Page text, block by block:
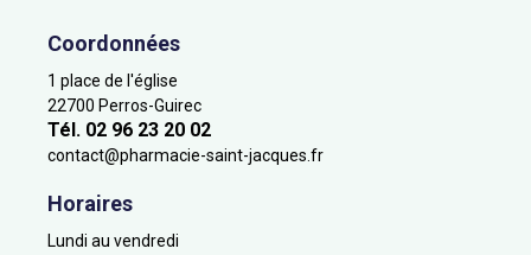
Coordonnées
1 place de l'église
22700 Perros-Guirec
Tél. 02 96 23 20 02
contact@pharmacie-saint-jacques.fr
Horaires
Lundi au vendredi